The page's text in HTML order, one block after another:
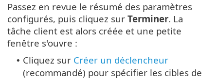
Passez en revue le résumé des paramètres
configurés, puis cliquez sur Terminer. La
tâche client est alors créée et une petite
fenêtre s'ouvre :
• Cliquez sur Créer un déclencheur
(recommandé) pour spécifier les cibles de